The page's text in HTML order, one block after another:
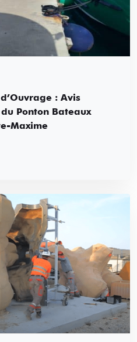
: Avis
Ponton Bateaux
Maxime